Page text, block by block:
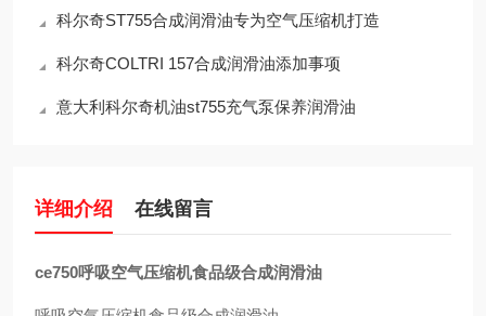
科尔奇ST755合成润滑油专为空气压缩机打造
科尔奇COLTRI 157合成润滑油添加事项
意大利科尔奇机油st755充气泵保养润滑油
详细介绍 在线留言
ce750呼吸空气压缩机食品级合成润滑油